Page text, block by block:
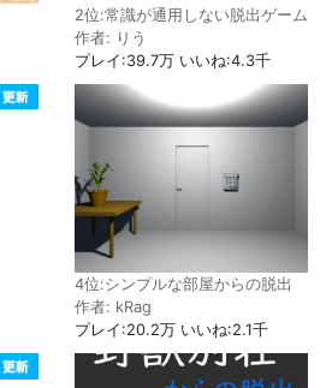
2位:常識が通用しない脱出ゲーム
作者: りう
プレイ:39.7万 いいね:4.3千
4位:シンプルな部屋からの脱出
作者: kRag
プレイ:20.2万 いいね:2.1千